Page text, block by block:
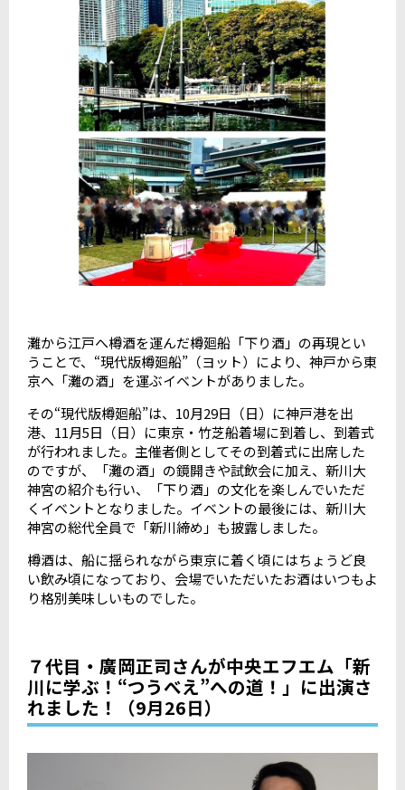
灘から江戸へ樽酒を運んだ樽廻船「下り酒」の再現とい
うことで、“現代版樽廻船”（ヨット）により、神戸から東
京へ「灘の酒」を運ぶイベントがありました。
その“現代版樽廻船”は、10月29日（日）に神戸港を出
港、11月5日（日）に東京・竹芝船着場に到着し、到着式
が行われました。主催者側としてその到着式に出席した
のですが、「灘の酒」の鏡開きや試飲会に加え、新川大
神宮の紹介も行い、「下り酒」の文化を楽しんでいただ
くイベントとなりました。イベントの最後には、新川大
神宮の総代全員で「新川締め」も披露しました。
樽酒は、船に揺られながら東京に着く頃にはちょうど良
い飲み頃になっており、会場でいただいたお酒はいつもよ
り格別美味しいものでした。
７代目・廣岡正司さんが中央エフエム「新
川に学ぶ！“つうべえ”への道！」に出演さ
れました！（9月26日）